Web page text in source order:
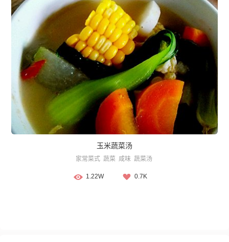
玉米蔬菜汤
家常菜式 蔬菜 咸味 蔬菜汤
1.22W 0.7K